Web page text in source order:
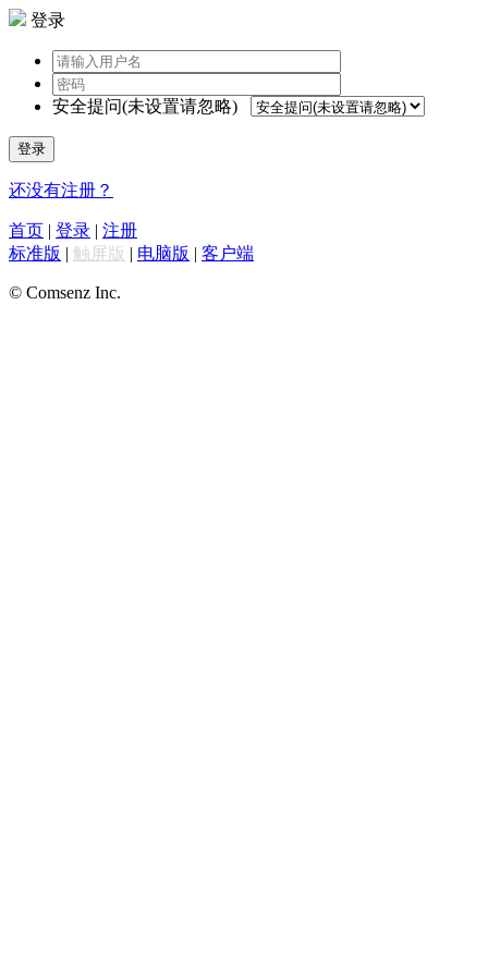
登录
安全提问(未设置请忽略)
登录
还没有注册？
首页 | 登录 | 注册
标准版 | 触屏版 | 电脑版 | 客户端
© Comsenz Inc.